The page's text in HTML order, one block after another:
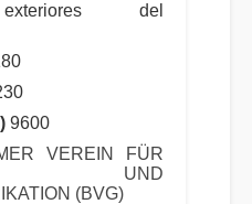
del
9600
VEREIN FÜR
UND
(BVG)